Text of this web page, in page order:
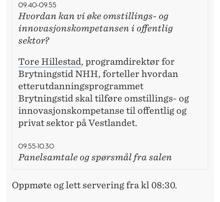
09.40-09.55
Hvordan kan vi øke omstillings- og
innovasjonskompetansen i offentlig
sektor?
Tore Hillestad, programdirektør for
Brytningstid NHH, forteller hvordan
etterutdanningsprogrammet
Brytningstid skal tilføre omstillings- og
innovasjonskompetanse til offentlig og
privat sektor på Vestlandet.
09.55-10.30
Panelsamtale og spørsmål fra salen
Oppmøte og lett servering fra kl 08:30.